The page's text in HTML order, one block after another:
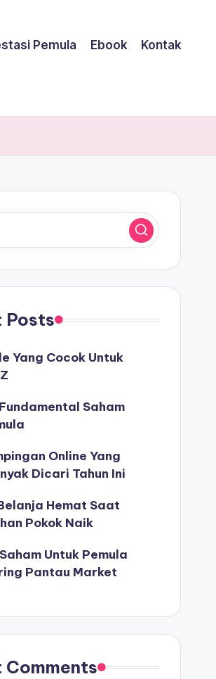
Pemula Ebook Kontak
Posts
Yang Cocok Untuk
Saham
Online Yang
Dicari Tahun Ini
Hemat Saat
Pokok Naik
Untuk Pemula
Pantau Market
Comments